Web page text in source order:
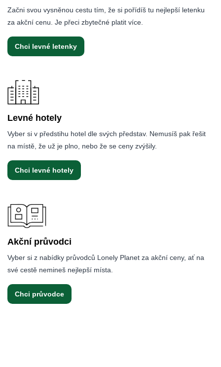
Začni svou vysněnou cestu tím, že si pořídíš tu nejlepší letenku
za akční cenu. Je přeci zbytečné platit více.
Chci levné letenky
Levné hotely
Vyber si v předstihu hotel dle svých představ. Nemusíš pak řešit
na místě, že už je plno, nebo že se ceny zvýšily.
Chci levné hotely
Akční průvodci
Vyber si z nabídky průvodců Lonely Planet za akční ceny, ať na
své cestě nemineš nejlepší místa.
Chci průvodce